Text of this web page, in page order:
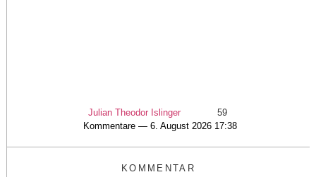
Julian Theodor Islinger
59
Kommentare — 6. August 2026 17:38
KOMMENTAR